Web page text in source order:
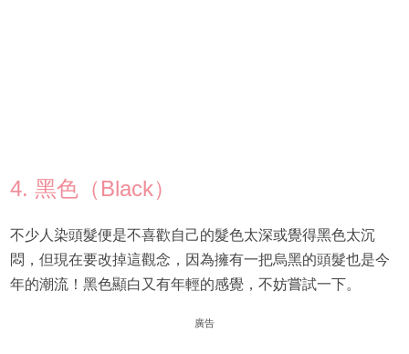
4. 黑色（Black）
不少人染頭髮便是不喜歡自己的髮色太深或覺得黑色太沉
悶，但現在要改掉這觀念，因為擁有一把烏黑的頭髮也是今
年的潮流！黑色顯白又有年輕的感覺，不妨嘗試一下。
廣告